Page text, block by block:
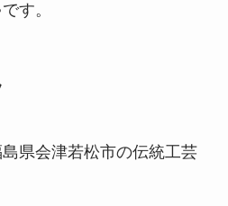
す。
県会津若松市の伝統工芸